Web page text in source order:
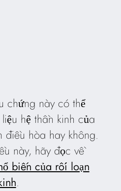
chứng này có thể
hệ thần kinh của
hòa hay không.
này, hãy đọc về
biến của rối loạn
.